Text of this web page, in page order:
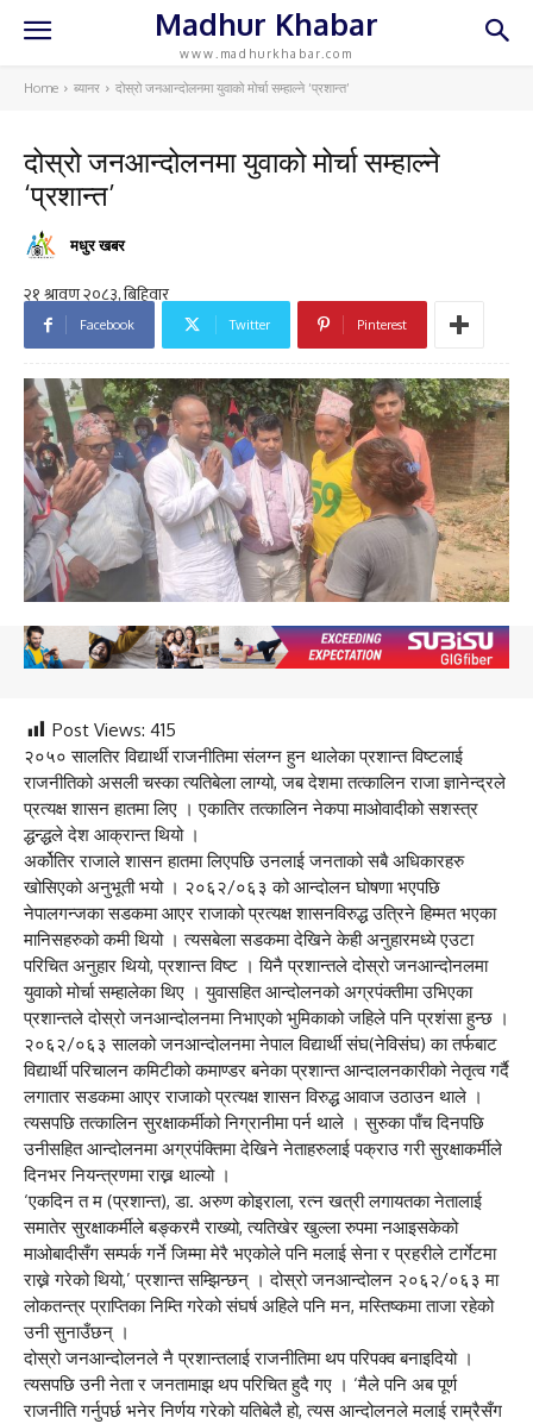
Madhur Khabar
www.madhurkhabar.com
Home ब्यानर दोस्रो जनआन्दोलनमा युवाको मोर्चा सम्हाल्ने ‘प्रशान्त’
दोस्रो जनआन्दोलनमा युवाको मोर्चा सम्हाल्ने
‘प्रशान्त’
मधुर खबर
Facebook Twitter Pinterest
Post Views: 415
२०५० सालतिर विद्यार्थी राजनीतिमा संलग्न हुन थालेका प्रशान्त विष्टलाई
राजनीतिको असली चस्का त्यतिबेला लाग्यो, जब देशमा तत्कालिन राजा ज्ञानेन्द्रले
प्रत्यक्ष शासन हातमा लिए । एकातिर तत्कालिन नेकपा माओवादीको सशस्त्र
द्धन्द्धले देश आक्रान्त थियो ।
अर्कोतिर राजाले शासन हातमा लिएपछि उनलाई जनताको सबै अधिकारहरु
खोसिएको अनुभूती भयो । २०६२/०६३ को आन्दोलन घोषणा भएपछि
नेपालगन्जका सडकमा आएर राजाको प्रत्यक्ष शासनविरुद्ध उत्रिने हिम्मत भएका
मानिसहरुको कमी थियो । त्यसबेला सडकमा देखिने केही अनुहारमध्ये एउटा
परिचित अनुहार थियो, प्रशान्त विष्ट । यिनै प्रशान्तले दोस्रो जनआन्दोनलमा
युवाको मोर्चा सम्हालेका थिए । युवासहित आन्दोलनको अग्रपंक्तीमा उभिएका
प्रशान्तले दोस्रो जनआन्दोलनमा निभाएको भुमिकाको जहिले पनि प्रशंसा हुन्छ ।
२०६२/०६३ सालको जनआन्दोलनमा नेपाल विद्यार्थी संघ(नेविसंघ) का तर्फबाट
विद्यार्थी परिचालन कमिटीको कमाण्डर बनेका प्रशान्त आन्दालनकारीको नेतृत्व गर्दै
लगातार सडकमा आएर राजाको प्रत्यक्ष शासन विरुद्ध आवाज उठाउन थाले ।
त्यसपछि तत्कालिन सुरक्षाकर्मीको निग्रानीमा पर्न थाले । सुरुका पाँच दिनपछि
उनीसहित आन्दोलनमा अग्रपंक्तिमा देखिने नेताहरुलाई पक्राउ गरी सुरक्षाकर्मीले
दिनभर नियन्त्रणमा राख्न थाल्यो ।
‘एकदिन त म (प्रशान्त), डा. अरुण कोइराला, रत्न खत्री लगायतका नेतालाई
समातेर सुरक्षाकर्मीले बङ्करमै राख्यो, त्यतिखेर खुल्ला रुपमा नआइसकेको
माओबादीसँग सम्पर्क गर्ने जिम्मा मेरै भएकोले पनि मलाई सेना र प्रहरीले टार्गेटमा
राख्ने गरेको थियो,’ प्रशान्त सम्झिन्छन् । दोस्रो जनआन्दोलन २०६२/०६३ मा
लोकतन्त्र प्राप्तिका निम्ति गरेको संघर्ष अहिले पनि मन, मस्तिष्कमा ताजा रहेको
उनी सुनाउँछन् ।
दोस्रो जनआन्दोलनले नै प्रशान्तलाई राजनीतिमा थप परिपक्व बनाइदियो ।
त्यसपछि उनी नेता र जनतामाझ थप परिचित हुदै गए । ‘मैले पनि अब पूर्ण
राजनीति गर्नुपर्छ भनेर निर्णय गरेको यतिबेलै हो, त्यस आन्दोलनले मलाई राम्रैसँग